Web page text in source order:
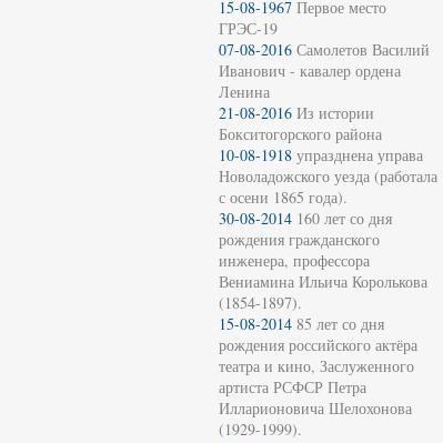
15-08-1967 Первое место
ГРЭС-19
07-08-2016 Самолетов Василий
Иванович - кавалер ордена
Ленина
21-08-2016 Из истории
Бокситогорского района
10-08-1918 упразднена управа
Новоладожского уезда (работала
с осени 1865 года).
30-08-2014 160 лет со дня
рождения гражданского
инженера, профессора
Вениамина Ильича Королькова
(1854-1897).
15-08-2014 85 лет со дня
рождения российского актёра
театра и кино, Заслуженного
артиста РСФСР Петра
Илларионовича Шелохонова
(1929-1999).